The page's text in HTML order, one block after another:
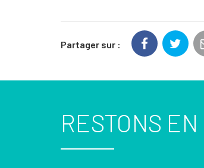
Partager sur :
RESTONS